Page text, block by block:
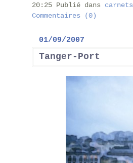
20:25 Publié dans
Commentaires (0)
01/09/2007
Tanger-Port